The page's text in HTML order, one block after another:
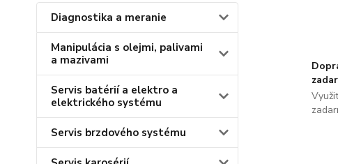
Diagnostika a meranie
Manipulácia s olejmi, palivami
a mazivami
Servis batérií a elektro a
elektrického systému
Servis brzdového systému